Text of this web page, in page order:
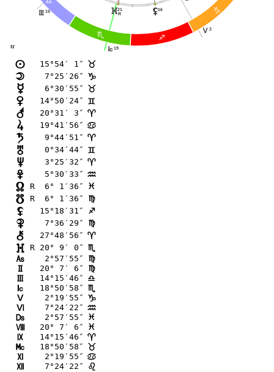
A
B C
D
15
I
19
J
3
K
}21
R
z16
tr
n 15°54′ 1″ <
o 7°25′26″ D
p 6°30′55″ <
q 14°50′24″ =
r 20°31′ 3″ ;
s 19°41′56″ >
t 9°44′51″ ;
u 0°34′44″ =
v 3°25′32″ ;
w 5°30′33″ E
x R  6° 1′36″ F
y R  6° 1′36″ @
z 15°18′31″ C
{ 7°36′29″ @
| 27°48′56″ ;
} R 20° 9′ 0″ B
G 2°57′55″ @
20° 7′ 6″ @
14°15′46″ A
J 18°50′58″ B
K 2°19′55″ D
L 7°24′22″ E
M 2°57′55″ F
N 20° 7′ 6″ F
O 14°15′46″ ;
P 18°50′58″ <
Q 2°19′55″ >
R 7°24′22″ ?